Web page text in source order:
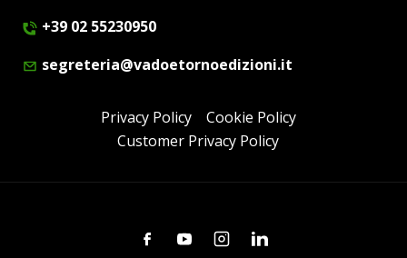
+39 02 55230950
segreteria@vadoetornoedizioni.it
Privacy Policy
Cookie Policy
Customer Privacy Policy
FacebookYoutubeInstagramLinkedin